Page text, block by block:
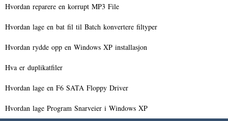
Hvordan reparere en korrupt MP3 File
Hvordan lage en bat fil til Batch konvertere filtyper
Hvordan rydde opp en Windows XP installasjon
Hva er duplikatfiler
Hvordan lage en F6 SATA Floppy Driver
Hvordan lage Program Snarveier i Windows XP